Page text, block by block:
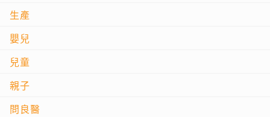
生產
嬰兒
兒童
親子
問良醫